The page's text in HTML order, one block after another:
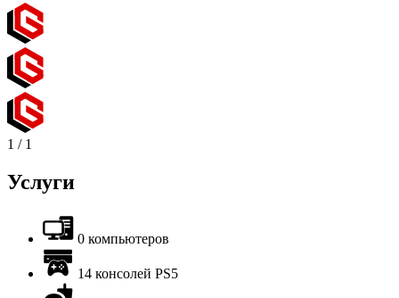
1 / 1
Услуги
0 компьютеров
14 консолей PS5